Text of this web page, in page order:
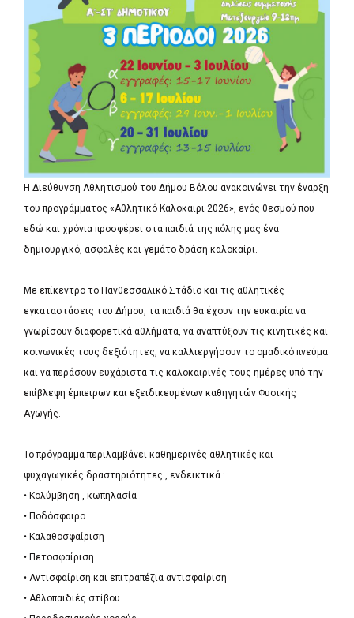
Η Διεύθυνση Αθλητισμού του Δήμου Βόλου ανακοινώνει την έναρξη
του προγράμματος «Αθλητικό Καλοκαίρι 2026», ενός θεσμού που
εδώ και χρόνια προσφέρει στα παιδιά της πόλης μας ένα
δημιουργικό, ασφαλές και γεμάτο δράση καλοκαίρι.
Με επίκεντρο το Πανθεσσαλικό Στάδιο και τις αθλητικές
εγκαταστάσεις του Δήμου, τα παιδιά θα έχουν την ευκαιρία να
γνωρίσουν διαφορετικά αθλήματα, να αναπτύξουν τις κινητικές και
κοινωνικές τους δεξιότητες, να καλλιεργήσουν το ομαδικό πνεύμα
και να περάσουν ευχάριστα τις καλοκαιρινές τους ημέρες υπό την
επίβλεψη έμπειρων και εξειδικευμένων καθηγητών Φυσικής
Αγωγής.
Το πρόγραμμα περιλαμβάνει καθημερινές αθλητικές και
ψυχαγωγικές δραστηριότητες , ενδεικτικά :
• Κολύμβηση , κωπηλασία
• Ποδόσφαιρο
• Καλαθοσφαίριση
• Πετοσφαίριση
• Αντισφαίριση και επιτραπέζια αντισφαίριση
• Αθλοπαιδιές στίβου